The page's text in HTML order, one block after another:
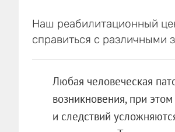
Наш реабилитационный
справиться с различными
Любая человеческая
возникновения, при
и следствий